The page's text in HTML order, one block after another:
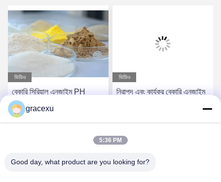
ভিডিও
বেকারি সিরিয়াল এনজাইম PH
২.৫-১.৫.১৫
ভিডিও
নিরাপদ এবং কার্যকর বেকারি এনজাইম
gracexu
5:36 PM
Good day, what product are you looking for?